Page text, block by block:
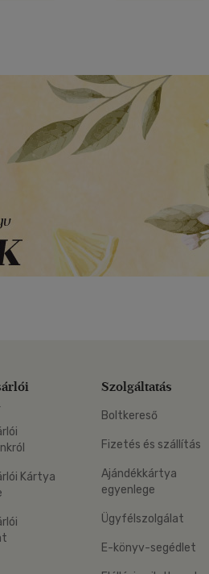
Kártya
Szolgáltatás
Boltkereső
Fizetés és szállítás
Ajándékkártya
egyenlege
Ügyfélszolgálat
E-könyv-segédlet